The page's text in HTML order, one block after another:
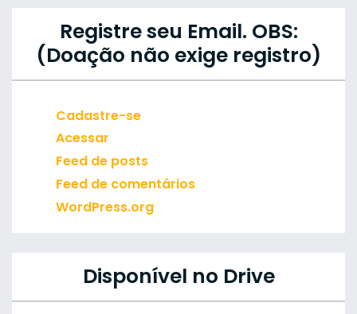
Registre seu Email. OBS:
(Doação não exige registro)
Cadastre-se
Acessar
Feed de posts
Feed de comentários
WordPress.org
Disponível no Drive